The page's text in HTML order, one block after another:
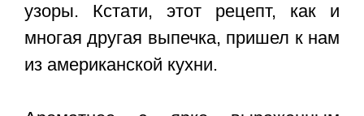
узоры. Кстати, этот рецепт, как и
многая другая выпечка, пришел к нам
из американской кухни.